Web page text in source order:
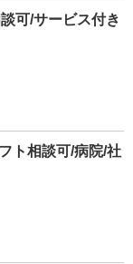
可/サービス付き
ト相談可/病院/社